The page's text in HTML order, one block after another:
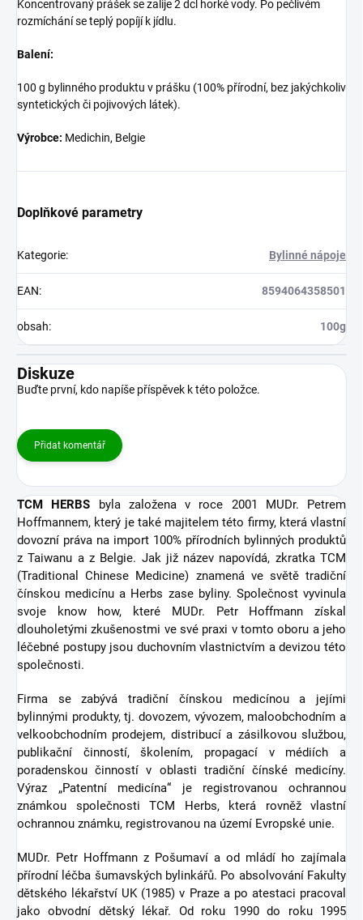
Koncentrovaný prášek se zalije 2 dcl horké vody. Po pečlivém
rozmíchání se teplý popíjí k jídlu.
Balení:
100 g bylinného produktu v prášku (100% přírodní, bez jakýchkoliv
syntetických či pojivových látek).
Výrobce: Medichin, Belgie
Doplňkové parametry
Kategorie: Bylinné nápoje
EAN: 8594064358501
obsah: 100g
Diskuze
Buďte první, kdo napíše příspěvek k této položce.
Přidat komentář
TCM HERBS byla založena v roce 2001 MUDr. Petrem
Hoffmannem, který je také majitelem této firmy, která vlastní
dovozní práva na import 100% přírodních bylinných produktů
z Taiwanu a z Belgie. Jak již název napovídá, zkratka TCM
(Traditional Chinese Medicine) znamená ve světě tradiční
čínskou medicínu a Herbs zase byliny. Společnost vyvinula
svoje know how, které MUDr. Petr Hoffmann získal
dlouholetými zkušenostmi ve své praxi v tomto oboru a jeho
léčebné postupy jsou duchovním vlastnictvím a devizou této
společnosti.
Firma se zabývá tradiční čínskou medicínou a jejími
bylinnými produkty, tj. dovozem, vývozem, maloobchodním a
velkoobchodním prodejem, distribucí a zásilkovou službou,
publikační činností, školením, propagací v médiích a
poradenskou činností v oblasti tradiční čínské medicíny.
Výraz „Patentní medicína“ je registrovanou ochrannou
známkou společnosti TCM Herbs, která rovněž vlastní
ochrannou známku, registrovanou na území Evropské unie.
MUDr. Petr Hoffmann z Pošumaví a od mládí ho zajímala
přírodní léčba šumavských bylinkářů. Po absolvování Fakulty
dětského lékařství UK (1985) v Praze a po atestaci pracoval
jako obvodní dětský lékař. Od roku 1990 do roku 1995